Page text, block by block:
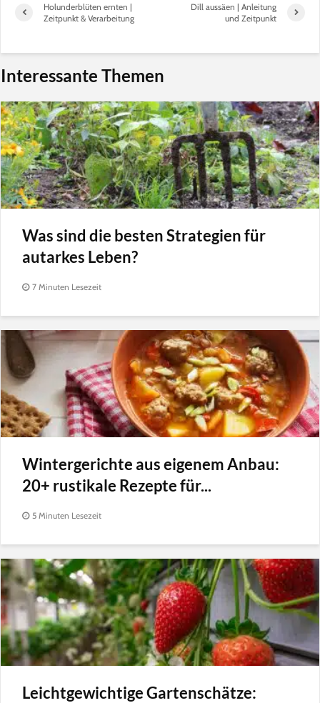
Holunderblüten ernten |
Zeitpunkt & Verarbeitung
Dill aussäen | Anleitung
und Zeitpunkt
Interessante Themen
Was sind die besten Strategien für
autarkes Leben?
7 Minuten Lesezeit
Wintergerichte aus eigenem Anbau:
20+ rustikale Rezepte für...
5 Minuten Lesezeit
Leichtgewichtige Gartenschätze: